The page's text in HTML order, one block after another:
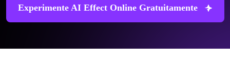
Experimente AI Effect Online Gratuitamente